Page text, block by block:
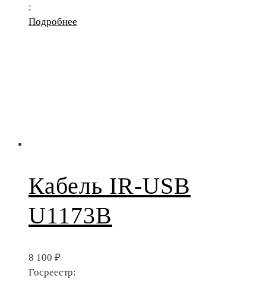
;
Подробнее
Кабель IR-USB
U1173B
8 100 ₽
Госреестр: